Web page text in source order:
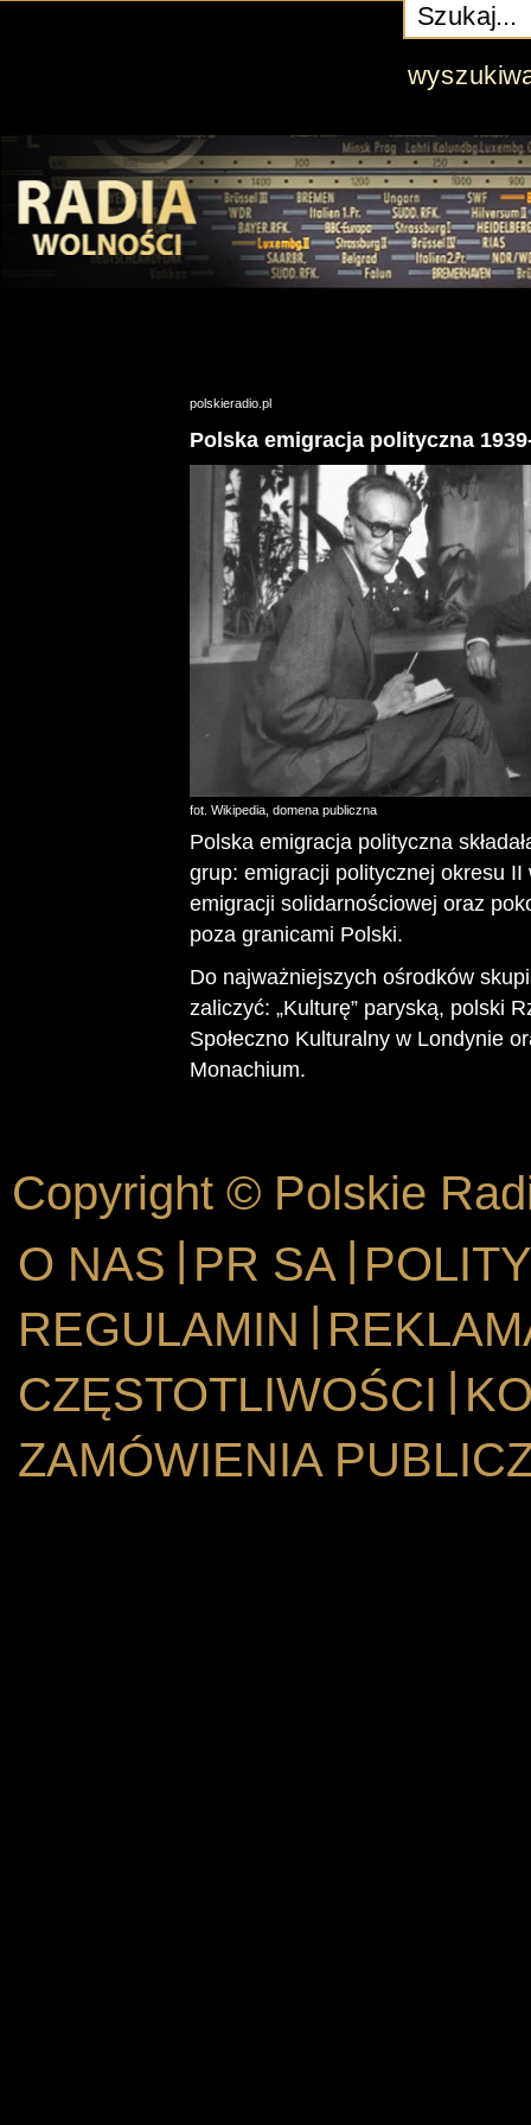
polskieradio.pl
Polska emigracja polityczna
fot. Wikipedia, domena publiczna
Polska emigracja polityczna
grup: emigracji politycznej okresu II
emigracji solidarnościowej oraz
poza granicami Polski.
Do najważniejszych ośrodków
zaliczyć: „Kulturę” paryską, polski
Społeczno Kulturalny w Londynie
Monachium.
Copyright © Polskie
O NAS | PR SA |
REGULAMIN |
CZĘSTOTLIWOŚCI |
ZAMÓWIENIA